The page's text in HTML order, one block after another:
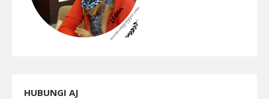
HUBUNGI AJ